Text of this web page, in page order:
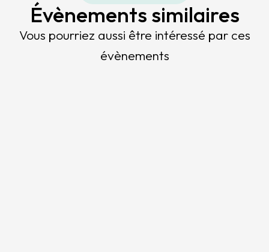
Évènements similaires
Vous pourriez aussi être intéressé par ces
évènements